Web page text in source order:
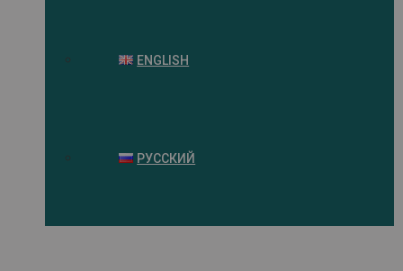
ENGLISH
РУССКИЙ